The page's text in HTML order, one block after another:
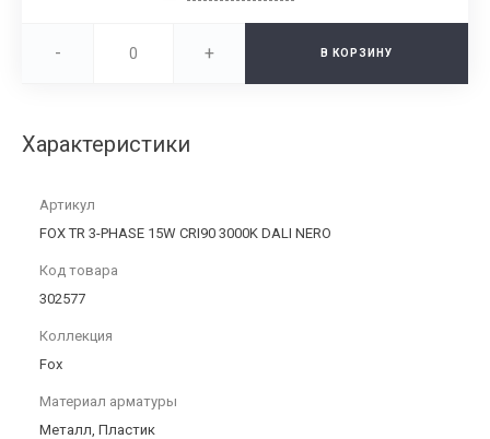
- + В КОРЗИНУ
Характеристики
Артикул
FOX TR 3-PHASE 15W CRI90 3000K DALI NERO
Код товара
302577
Коллекция
Fox
Материал арматуры
Металл, Пластик